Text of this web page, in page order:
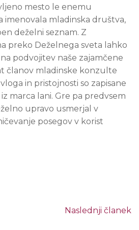
mesto le enemu
imenovala mladinska društva,
deželni seznam. Z
preko Deželnega sveta lahko
podvojitev naše zajamčene
članov mladinske konzulte
in pristojnosti so zapisane
marca lani. Gre pa predvsem
upravo usmerjal v
posegov v korist
Naslednji članek